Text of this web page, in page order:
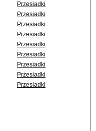
Przesiadki
Przesiadki
Przesiadki
Przesiadki
Przesiadki
Przesiadki
Przesiadki
Przesiadki
Przesiadki